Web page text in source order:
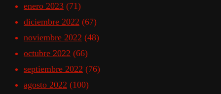
enero 2023 (71)
diciembre 2022 (67)
noviembre 2022 (48)
octubre 2022 (66)
septiembre 2022 (76)
agosto 2022 (100)